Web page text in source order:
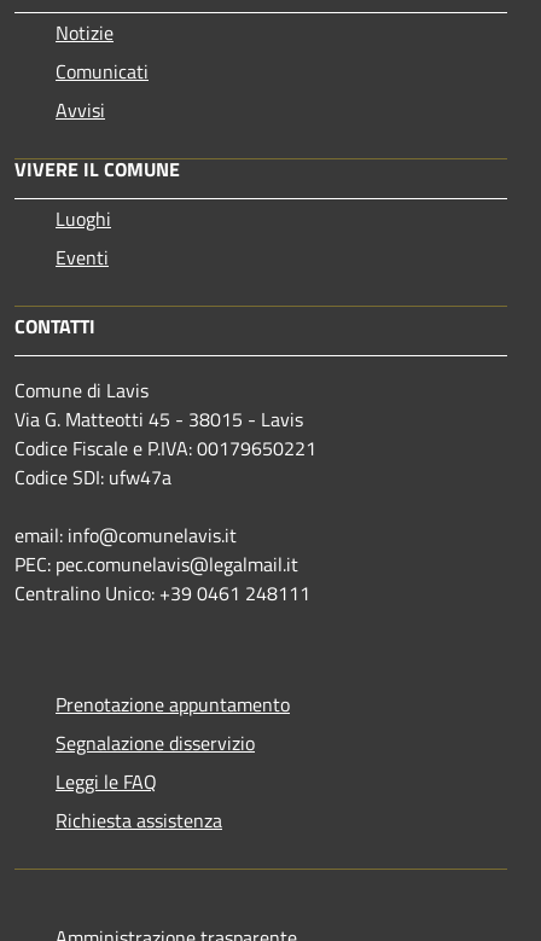
Notizie
Comunicati
Avvisi
VIVERE IL COMUNE
Luoghi
Eventi
CONTATTI
Comune di Lavis
Via G. Matteotti 45 - 38015 - Lavis
Codice Fiscale e P.IVA: 00179650221
Codice SDI: ufw47a
email: info@comunelavis.it
PEC: pec.comunelavis@legalmail.it
Centralino Unico: +39 0461 248111
Prenotazione appuntamento
Segnalazione disservizio
Leggi le FAQ
Richiesta assistenza